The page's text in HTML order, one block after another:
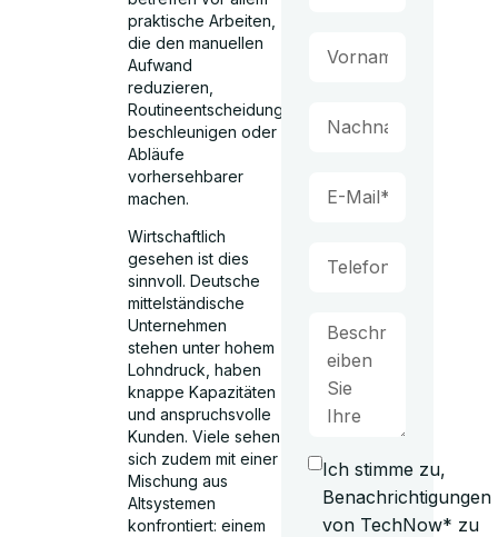
praktische Arbeiten,
die den manuellen
Aufwand
reduzieren,
Routineentscheidungen
beschleunigen oder
Abläufe
vorhersehbarer
machen.
Wirtschaftlich
gesehen ist dies
sinnvoll. Deutsche
mittelständische
Unternehmen
stehen unter hohem
Lohndruck, haben
knappe Kapazitäten
und anspruchsvolle
Kunden. Viele sehen
sich zudem mit einer
Mischung aus
Altsystemen
konfrontiert: einem
Ich stimme zu,
Benachrichtigungen
von TechNow* zu